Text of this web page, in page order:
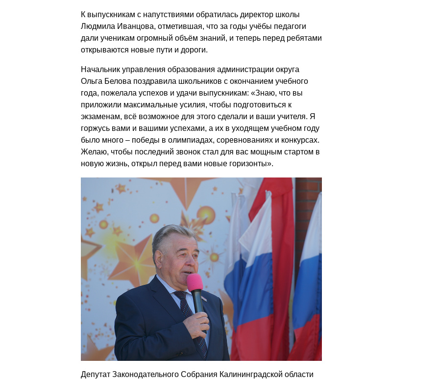
К выпускникам с напутствиями обратилась директор школы
Людмила Иванцова, отметившая, что за годы учёбы педагоги
дали ученикам огромный объём знаний, и теперь перед ребятами
открываются новые пути и дороги.
Начальник управления образования администрации округа
Ольга Белова поздравила школьников с окончанием учебного
года, пожелала успехов и удачи выпускникам: «Знаю, что вы
приложили максимальные усилия, чтобы подготовиться к
экзаменам, всё возможное для этого сделали и ваши учителя. Я
горжусь вами и вашими успехами, а их в уходящем учебном году
было много – победы в олимпиадах, соревнованиях и конкурсах.
Желаю, чтобы последний звонок стал для вас мощным стартом в
новую жизнь, открыл перед вами новые горизонты».
Депутат Законодательного Собрания Калининградской области